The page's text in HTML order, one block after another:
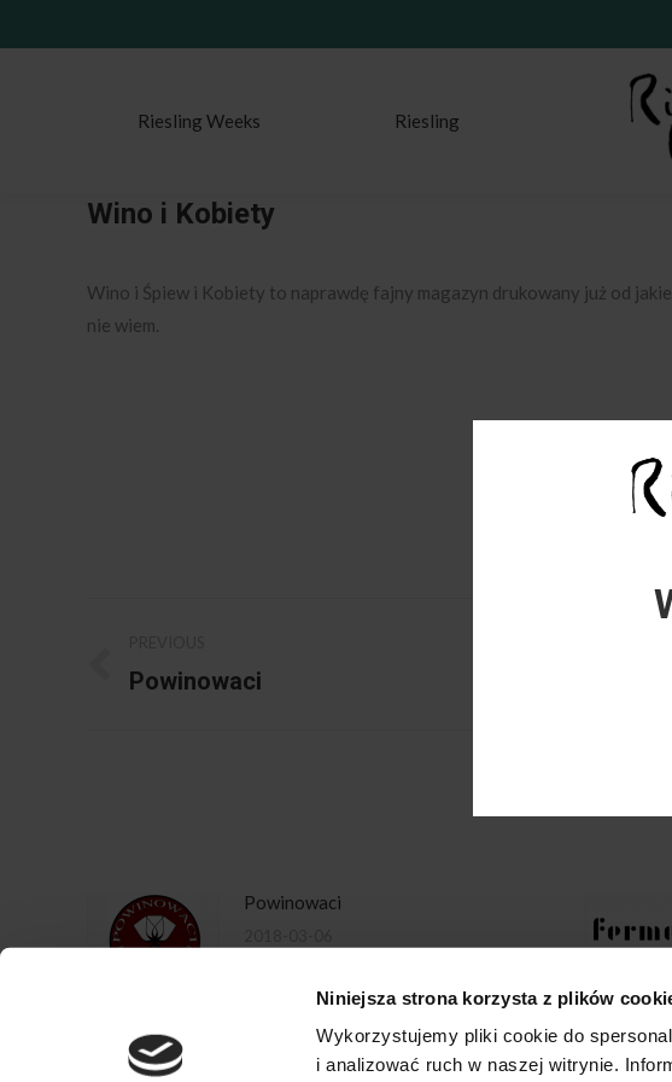
Niniejsza strona korzysta z plików
Wykorzystujemy pliki cookie do
i analizować ruch w naszej witrynie.
Riesling Weeks Riesling
Wino i Kobiety
Wino i Śpiew i Kobiety to naprawdę fajny magazyn drukowany już od
nie wiem.
navigation
Previous
Powinowaci
Powinowaci
Copyright Niemiecki Instytut Wina 2020